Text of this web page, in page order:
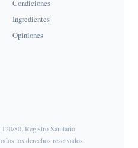
Condiciones
Ingredientes
Opiniones
80. Registro Sanitario
los derechos reservados.